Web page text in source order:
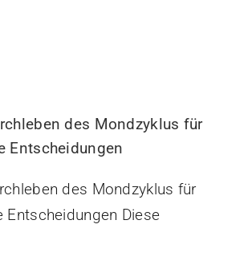
des Mondzyklus für
Entscheidungen
des Mondzyklus für
Entscheidungen Diese